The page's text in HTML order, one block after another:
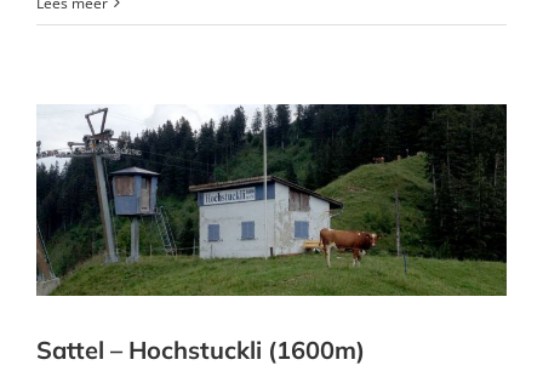
Sattel – Hochstuckli (1600m)